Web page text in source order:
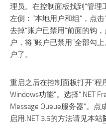
理员。在控制面板找到“管理
左侧：“本地用户和组”，点
去掉“账户已禁用”前面的钩
户，将“账户已禁用”全部勾
户了。
重启之后在控制面板打开“程
Windows功能”。选择“.NET
Message Queue服务器”。
启用.NET 3.5的方法请见本站